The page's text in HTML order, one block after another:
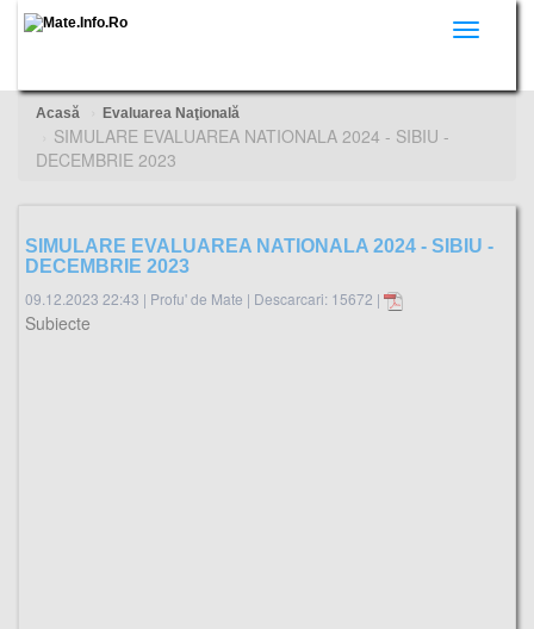
Toggle
Acasă Evaluarea Naţională
SIMULARE EVALUAREA NATIONALA 2024 - SIBIU -
DECEMBRIE 2023
SIMULARE EVALUAREA NATIONALA 2024 - SIBIU -
DECEMBRIE 2023
09.12.2023 22:43 | Profu' de Mate | Descarcari: 15672 |
Subiecte